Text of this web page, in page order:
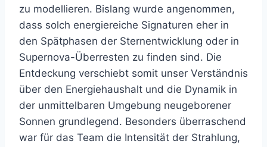
zu modellieren. Bislang wurde angenommen,
dass solch energiereiche Signaturen eher in
den Spätphasen der Sternentwicklung oder in
Supernova-Überresten zu finden sind. Die
Entdeckung verschiebt somit unser Verständnis
über den Energiehaushalt und die Dynamik in
der unmittelbaren Umgebung neugeborener
Sonnen grundlegend. Besonders überraschend
war für das Team die Intensität der Strahlung,